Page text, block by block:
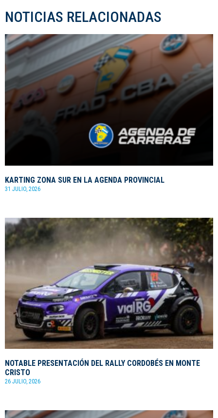
NOTICIAS RELACIONADAS
KARTING ZONA SUR EN LA AGENDA PROVINCIAL
31 JULIO, 2026
NOTABLE PRESENTACIÓN DEL RALLY CORDOBÉS EN MONTE
CRISTO
26 JULIO, 2026